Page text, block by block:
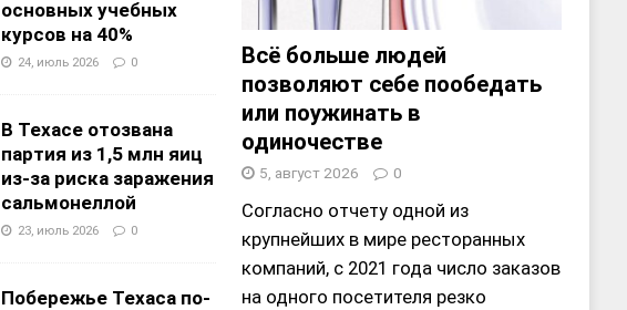
основных учебных
курсов на 40%
24, июль 2026 0
В Техасе отозвана
партия из 1,5 млн яиц
из-за риска заражения
сальмонеллой
23, июль 2026 0
Побережье Техаса по-
Всё больше людей
позволяют себе пообедать
или поужинать в
одиночестве
5, август 2026 0
Согласно отчету одной из
крупнейших в мире ресторанных
компаний, с 2021 года число заказов
на одного посетителя резко